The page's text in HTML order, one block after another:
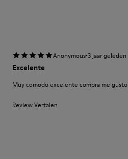
Anonymous·3 jaar geleden
Excelente
Muy comodo excelente compra me gusto
Review Vertalen